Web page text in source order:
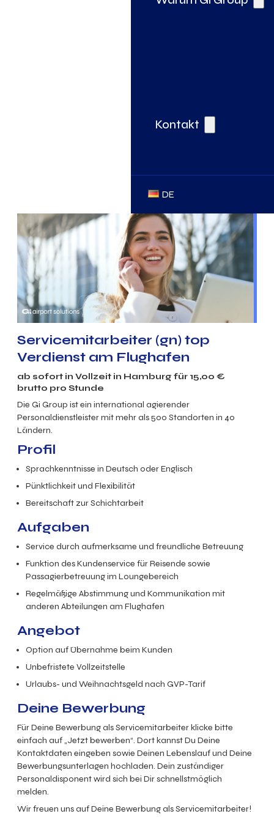
Kontakt
DE
Servicemitarbeiter (gn) top
Verdienst am Flughafen
ab sofort in Vollzeit in Hamburg für 15,00 €
brutto pro Stunde
Die Gi Group ist ein international agierender
Personaldienstleister mit mehr als 500 Standorten in 40
Ländern.
Profil
Sprachkenntnisse in Deutsch oder Englisch
Pünktlichkeit und Flexibilität
Bereitschaft zur Schichtarbeit
Aufgaben
Service durch aufmerksame und freundliche Betreuung
Funktion des Kundenservice für Reisende sowie
Passagierbetreuung im Loungebereich
Regelmäßige Abstimmung und Kommunikation mit
anderen Abteilungen am Flughafen
Angebot
Option auf Übernahme beim Kunden
Unbefristete Vollzeitstelle
Urlaubs- und Weihnachtsgeld nach GVP-Tarif
Deine Bewerbung
Für Deine Bewerbung als Servicemitarbeiter klicke bitte
einfach auf „Jetzt bewerben“. Dort kannst Du Deine
Kontaktdaten eingeben sowie Deinen Lebenslauf und Deine
Bewerbungsunterlagen hochladen. Dein zuständiger
Personaldisponent wird sich bei Dir schnellstmöglich
melden.
Wir freuen uns auf Deine Bewerbung als Servicemitarbeiter!